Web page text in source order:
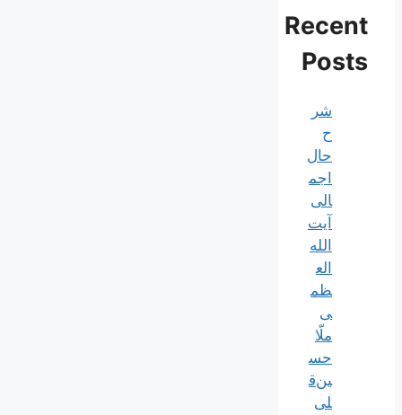
Recent
Posts
شر
ح
حال
اجم
الی
آیت‌
الله‌
الع
ظم
ی
ملّا
حس
ین‌ق
لی